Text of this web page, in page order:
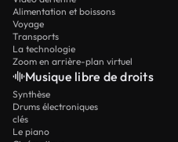
Alimentation et boissons
Voyage
Transports
La technologie
Zoom en arrière-plan virtuel
Musique libre de droits
Synthèse
Drums électroniques
clés
Le piano